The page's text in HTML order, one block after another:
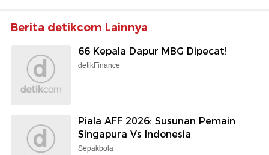
Berita detikcom Lainnya
66 Kepala Dapur MBG Dipecat!
detikFinance
Piala AFF 2026: Susunan Pemain
Singapura Vs Indonesia
Sepakbola